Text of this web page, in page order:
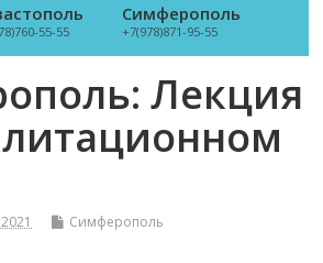
55-55
Симферополь
+7(978)871-95-55
Лекция
Симферополь